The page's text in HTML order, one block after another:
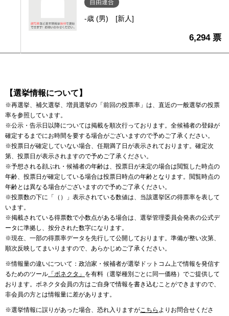
自由連合
-歳 (男) [新人]
6,294 票
【選挙情報について】
※再選挙、補欠選挙、増員選挙の「前回の投票率」は、直近の一般選挙の投票
率を参照しています。
※公示・告示日以降については掲載を順次行っております。全候補者の登録が
確定するまでにお時間を要する場合がございますので予めご了承ください。
※投票日が確定していない場合、任期満了日が表示されております。確定次
第、投票日が表示されますので予めご了承ください。
※予想される顔ぶれ・候補者の年齢は、投票日が未定の場合は閲覧した時点の
年齢、投票日が確定している場合は投票日時点の年齢となります。閲覧時点の
年齢とは異なる場合がございますので予めご了承ください。
※投票数の下に「（）」表示されている数値は、当該選挙区の得票率を表して
います。
※掲載されている得票数で小数点がある場合は、選挙管理委員会発表の公式デ
ータに準拠し、按分された数字になります。
※現在、一部の得票率データを先行して公開しております。準備が整い次第、
順次反映してまいりますので、あらかじめご了承ください。
※情報量の違いについて：政治家・候補者が選挙ドットコム上で情報を発信す
るためのツール 「ボネクタ」 を有料（選挙種別ごとに同一価格）でご提供して
おります。ボネクタ会員の方はご自身で情報を書き込むことができますので、
非会員の方とは情報量に差があります。
※選挙情報に誤りがあった場合、恐れ入りますがこちら よりお問合せくださ